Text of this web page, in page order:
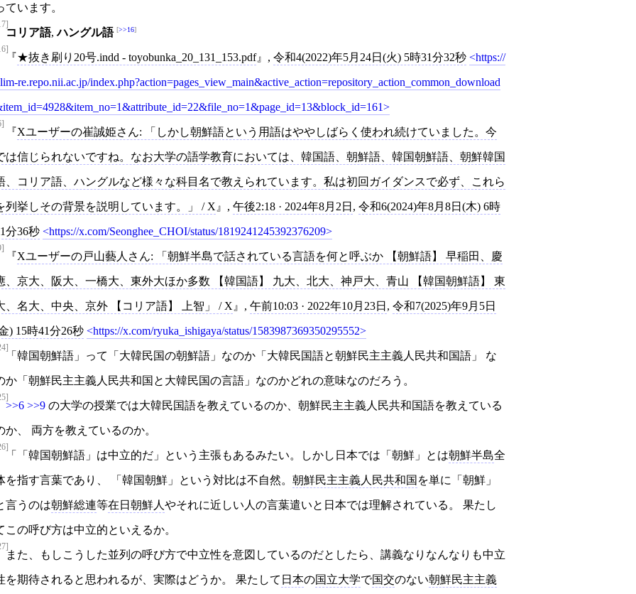
ています。
コリア語,ハングル語 >>16
★抜き刷り20号.indd - toyobunka_20_131_153.pdf , 令和4(2022)年5月24日(火) 5時31分32秒 https://
re.repo.nii.ac.jp/index.php?action=pages_view_main&active_action=repository_action_common_download
Xユーザーの崔誠姫さん: 「しかし朝鮮語という用語はややしばらく使われ続けていました。今
は信じられないですね。なお大学の語学教育においては、韓国語、朝鮮語、韓国朝鮮語、朝鮮韓国
、コリア語、ハングルなど様々な科目名で教えられています。私は初回ガイダンスで必ず、これら
列挙しその背景を説明しています。」 / X , 午後2:18 · 2024年8月2日 , 令和6(2024)年8月8日(木) 6時
分36秒 https://x.com/Seonghee_CHOI/status/1819241245392376209
Xユーザーの戸山藝人さん: 「朝鮮半島で話されている言語を何と呼ぶか 【朝鮮語】 早稲田、慶
、京大、阪大、一橋大、東外大ほか多数 【韓国語】 九大、北大、神戸大、青山 【韓国朝鮮語】 東
、名大、中央、京外 【コリア語】 上智」 / X , 午前10:03 · 2022年10月23日 , 令和7(2025)年9月5日
) 15時41分26秒 https://x.com/ryuka_ishigaya/status/1583987369350295552
「韓国朝鮮語」って「大韓民国の朝鮮語」なのか「大韓民国語と朝鮮民主主義人民共和国語」 な
か「朝鮮民主主義人民共和国と大韓民国の言語」なのかどれの意味なのだろう。
>>6 >>9 の大学の授業では大韓民国語を教えているのか、朝鮮民主主義人民共和国語を教えている
か、 両方を教えているのか。
「「韓国朝鮮語」は中立的だ」という主張もあるみたい。しかし日本では「朝鮮」とは朝鮮半島全
を指す言葉であり、 「韓国朝鮮」という対比は不自然。 朝鮮民主主義人民共和国 を単に「朝鮮」
言うのは朝鮮総連等在日朝鮮人 やそれに近しい人の言葉遣いと日本では理解されている。 果たし
この呼び方は中立的といえるか。
また、もしこうした並列の呼び方で中立性を意図しているのだとしたら、講義なりなんなりも中立
を期待されると思われるが、実際はどうか。 果たして 日本の国立大学で国交のない朝鮮民主主義